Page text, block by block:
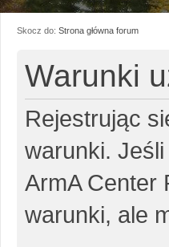
Skocz do: Strona główna forum
Warunki
Rejestrując
warunki.
ArmA Center
warunki, ale